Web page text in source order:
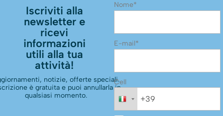
Iscriviti alla
newsletter e
ricevi
informazioni
utili alla tua
attività!
notizie, offerte speciali.
è gratuita e puoi annullarla in
qualsiasi momento.
Nome*
E-mail*
Cell